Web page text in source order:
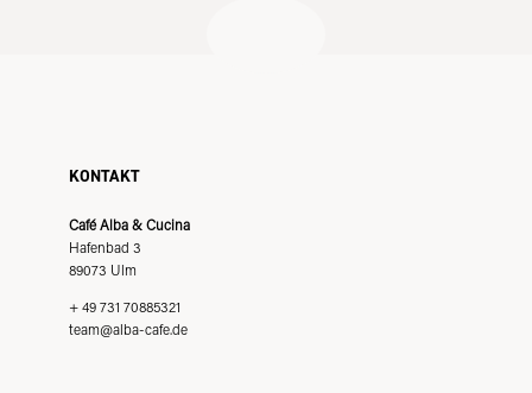
KONTAKT
Café Alba & Cucina
Hafenbad 3
89073 Ulm
+ 49 731 70885321
team@alba-cafe.de